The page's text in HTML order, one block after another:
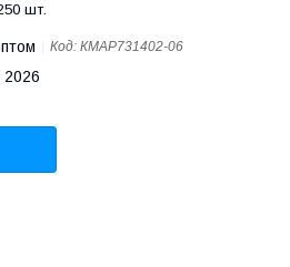
шт.
Код: КМAP731402-06
2026